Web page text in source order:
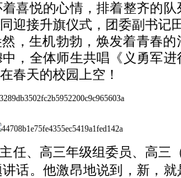
喜悦的心情，排着整齐的
迎接升旗仪式，团委副书记
，生机勃勃，焕发着青春的
，全体师生共唱《义勇军
春天的校园上空！
任、高三年级组委员、高三
话。他激昂地说到，新，